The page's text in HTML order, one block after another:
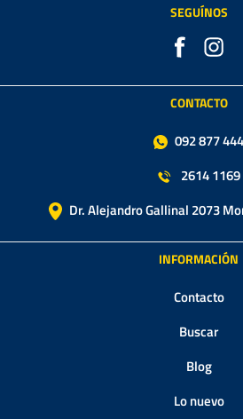
SEGUÍNOS
CONTACTO
092 877 444
2614 1169
Dr. Alejandro Gallinal 2073
INFORMACIÓN
Contacto
Buscar
Blog
Lo nuevo